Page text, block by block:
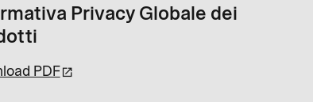
Privacy Globale dei
PDF